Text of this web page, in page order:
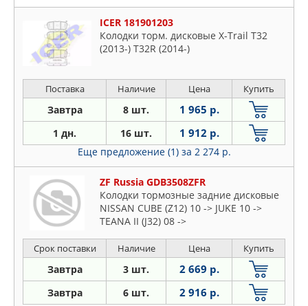
ICER 181901203
Колодки торм. дисковые X-Trail T32
(2013-) T32R (2014-)
Поставка Наличие Цена Купить
Завтра 8 шт. 1 965 р.
1 дн. 16 шт. 1 912 р.
Еще предложение (1) за 2 274 р.
ZF Russia GDB3508ZFR
Колодки тормозные задние дисковые
NISSAN CUBE (Z12) 10 -> JUKE 10 ->
TEANA II (J32) 08 ->
Срок поставки Наличие Цена Купить
Завтра 3 шт. 2 669 р.
Завтра 6 шт. 2 916 р.